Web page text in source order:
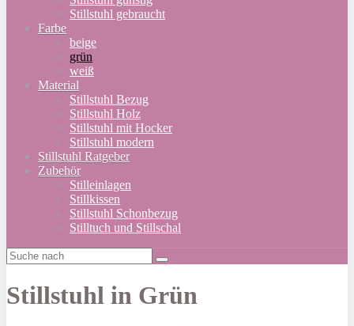
Stillstuhl gebraucht
Farbe
beige
grün
weiß
Material
Stillstuhl Bezug
Stillstuhl Holz
Stillstuhl mit Hocker
Stillstuhl modern
Stillstuhl Ratgeber
Zubehör
Stilleinlagen
Stillkissen
Stillstuhl Schonbezug
Stilltuch und Stillschal
Stillstuhl in Grün